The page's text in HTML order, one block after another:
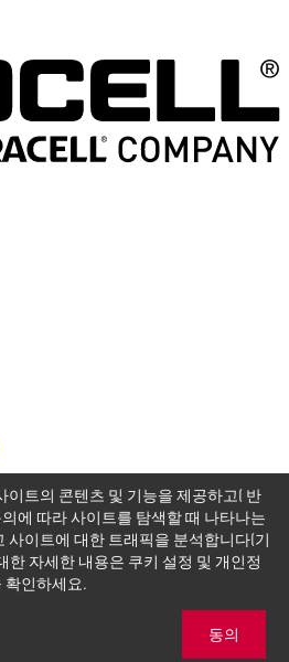
이트의 콘텐츠 및 기능을 제공하고( 반
에 따라 사이트를 탐색할 때 나타나는
사이트에 대한 트래픽을 분석합니다(기
한 자세한 내용은 쿠키 설정 및 개인정
확인하세요.
동의